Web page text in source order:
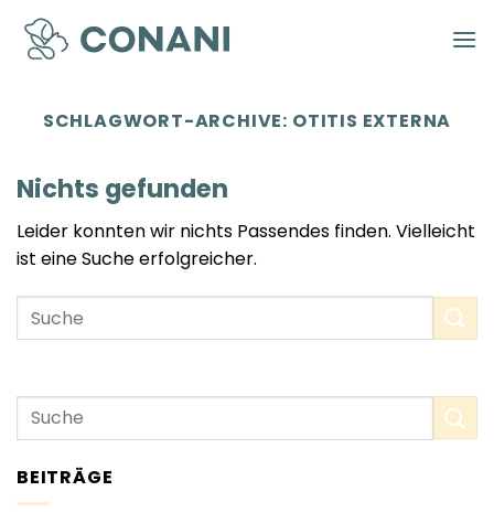
Zum
Inhalt
springen
SCHLAGWORT-ARCHIVE: OTITIS EXTERNA
Nichts gefunden
Leider konnten wir nichts Passendes finden. Vielleicht
ist eine Suche erfolgreicher.
BEITRÄGE